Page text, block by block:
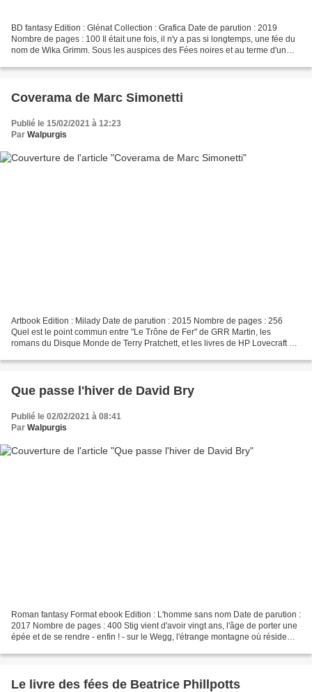
BD fantasy Edition : Glénat Collection : Grafica Date de parution : 2019
Nombre de pages : 100 Il était une fois, il n'y a pas si longtemps, une fée du
nom de Wika Grimm. Sous les auspices des Fées noires et au terme d'un
Coverama de Marc Simonetti
Publié le 15/02/2021 à 12:23
Par Walpurgis
Artbook Edition : Milady Date de parution : 2015 Nombre de pages : 256
Quel est le point commun entre "Le Trône de Fer" de GRR Martin, les
romans du Disque Monde de Terry Pratchett, et les livres de HP Lovecraft ?
Que passe l'hiver de David Bry
Publié le 02/02/2021 à 08:41
Par Walpurgis
Roman fantasy Format ebook Edition : L'homme sans nom Date de parution :
2017 Nombre de pages : 400 Stig vient d'avoir vingt ans, l'âge de porter une
épée et de se rendre - enfin ! - sur le Wegg, l'étrange montagne où réside
Le livre des fées de Beatrice Phillpotts